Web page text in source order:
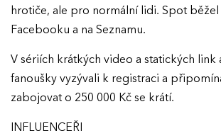
hrotiče, ale pro normální lidi. Spot běžel
Facebooku a na Seznamu.
V sériích krátkých video a statických link
fanoušky vyzývali k registraci a
zabojovat o 250 000 Kč se krátí.
INFLUENCEŘI